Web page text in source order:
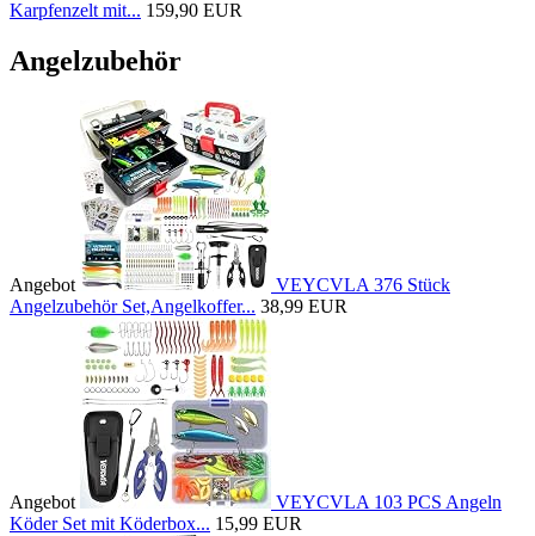
Karpfenzelt mit... 159,90 EUR
Angelzubehör
Angebot
VEYCVLA 376 Stück
Angelzubehör Set,Angelkoffer... 38,99 EUR
Angebot
VEYCVLA 103 PCS Angeln
Köder Set mit Köderbox... 15,99 EUR